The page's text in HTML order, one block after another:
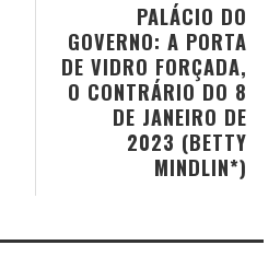
PALÁCIO DO
GOVERNO: A PORTA
DE VIDRO FORÇADA,
O CONTRÁRIO DO 8
DE JANEIRO DE
2023 (BETTY
MINDLIN*)